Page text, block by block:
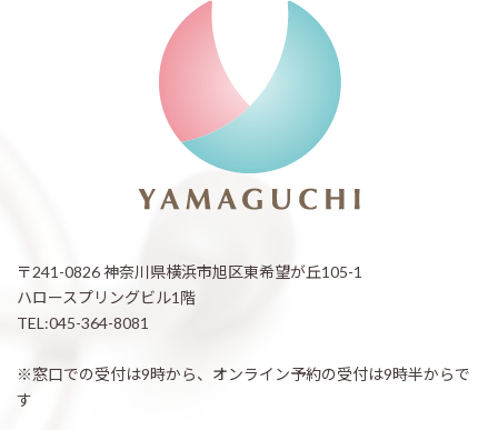
〒241-0826 神奈川県横浜市旭区東希望が丘105-1
ハロースプリングビル1階
TEL:045-364-8081
※窓口での受付は9時から、オンライン予約の受付は9時半からで
す